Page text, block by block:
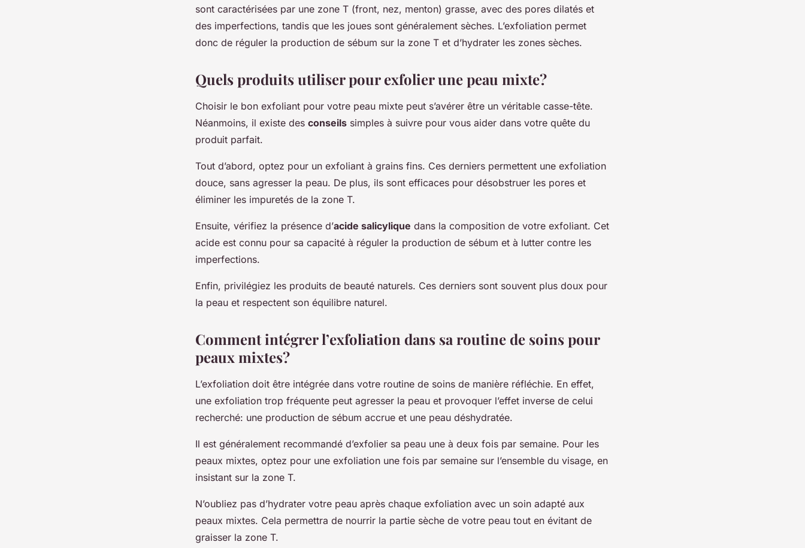
sont caractérisées par une zone T (front, nez, menton) grasse, avec des pores dilatés et
des imperfections, tandis que les joues sont généralement sèches. L’exfoliation permet
donc de réguler la production de sébum sur la zone T et d’hydrater les zones sèches.
Quels produits utiliser pour exfolier une peau mixte?
Choisir le bon exfoliant pour votre peau mixte peut s’avérer être un véritable casse-tête.
Néanmoins, il existe des conseils simples à suivre pour vous aider dans votre quête du
produit parfait.
Tout d’abord, optez pour un exfoliant à grains fins. Ces derniers permettent une exfoliation
douce, sans agresser la peau. De plus, ils sont efficaces pour désobstruer les pores et
éliminer les impuretés de la zone T.
Ensuite, vérifiez la présence d’acide salicylique dans la composition de votre exfoliant. Cet
acide est connu pour sa capacité à réguler la production de sébum et à lutter contre les
imperfections.
Enfin, privilégiez les produits de beauté naturels. Ces derniers sont souvent plus doux pour
la peau et respectent son équilibre naturel.
Comment intégrer l’exfoliation dans sa routine de soins pour
peaux mixtes?
L’exfoliation doit être intégrée dans votre routine de soins de manière réfléchie. En effet,
une exfoliation trop fréquente peut agresser la peau et provoquer l’effet inverse de celui
recherché: une production de sébum accrue et une peau déshydratée.
Il est généralement recommandé d’exfolier sa peau une à deux fois par semaine. Pour les
peaux mixtes, optez pour une exfoliation une fois par semaine sur l’ensemble du visage, en
insistant sur la zone T.
N’oubliez pas d’hydrater votre peau après chaque exfoliation avec un soin adapté aux
peaux mixtes. Cela permettra de nourrir la partie sèche de votre peau tout en évitant de
graisser la zone T.